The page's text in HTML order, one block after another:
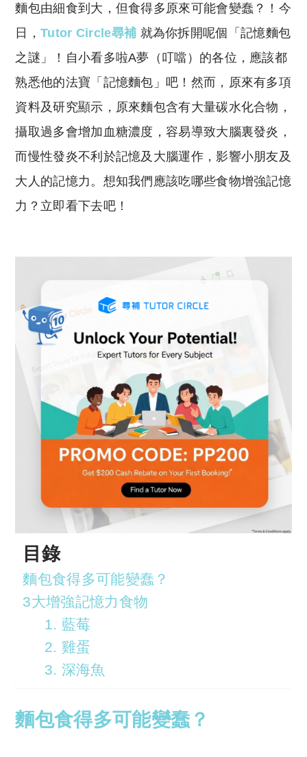
p
y
Li
n
k
at
s
A
p
p
麵包由細食到大，但食得多原來可能會變蠢？！今
日，Tutor Circle尋補 就為你拆開呢個「記憶麵包
之謎」！自小看多啦A夢（叮噹）的各位，應該都
熟悉他的法寶「記憶麵包」吧！然而，原來有多項
資料及研究顯示，原來麵包含有大量碳水化合物，
攝取過多會增加血糖濃度，容易導致大腦裏發炎，
而慢性發炎不利於記憶及大腦運作，影響小朋友及
大人的記憶力。想知我們應該吃哪些食物增強記憶
力？立即看下去吧！
目錄
麵包食得多可能變蠢？
3大增強記憶力食物
1. 藍莓
2. 雞蛋
3. 深海魚
麵包食得多可能變蠢？